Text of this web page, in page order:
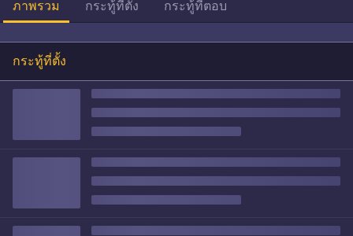
ภาพรวม กระทู้ที่ตั้ง กระทู้ที่ตอบ
กระทู้ที่ตั้ง